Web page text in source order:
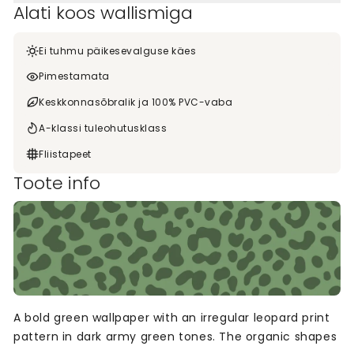
Alati koos wallismiga
Ei tuhmu päikesevalguse käes
Pimestamata
Keskkonnasõbralik ja 100% PVC-vaba
A-klassi tuleohutusklass
Fliistapeet
Toote info
A bold green wallpaper with an irregular leopard print
pattern in dark army green tones. The organic shapes